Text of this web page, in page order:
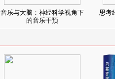
音乐与大脑：神经科学视角下
的音乐干预
思考